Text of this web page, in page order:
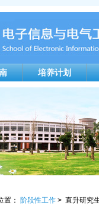
培养计划
置： 阶段性工作 > 直升研究